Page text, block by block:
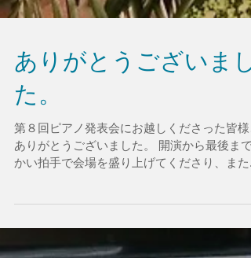
ありがとうございまし
た。
第８回ピアノ発表会にお越しくださった皆様
いただけたこと、心から感謝しています。 私
「素敵な発表会でした」と言っていただけて